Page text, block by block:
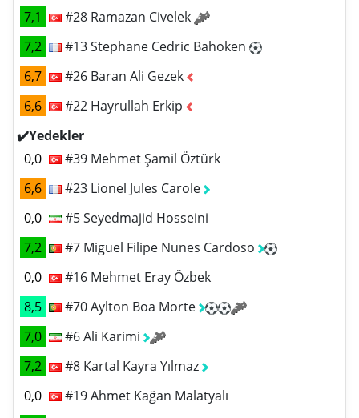
7,1
#28 Ramazan Civelek
7,2
#13 Stephane Cedric Bahoken
6,7
#26 Baran Ali Gezek
6,6
#22 Hayrullah Erkip
✔️Yedekler
0,0
#39 Mehmet Şamil Öztürk
6,6
#23 Lionel Jules Carole
0,0
#5 Seyedmajid Hosseini
7,2
#7 Miguel Filipe Nunes Cardoso
0,0
#16 Mehmet Eray Özbek
8,5
#70 Aylton Boa Morte
7,0
#6 Ali Karimi
7,2
#8 Kartal Kayra Yılmaz
0,0
#19 Ahmet Kağan Malatyalı